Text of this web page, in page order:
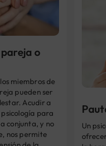
o
miembros de
pueden ser
Acudir a
para
conjunta, y no
nos permite
Un